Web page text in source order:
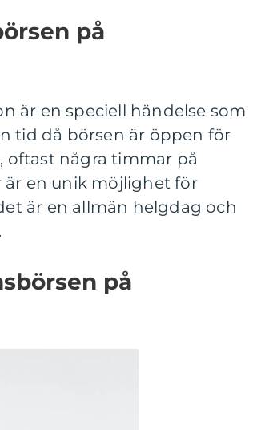
på
är en speciell händelse som
tid då börsen är öppen för
oftast några timmar på
en unik möjlighet för
är en allmän helgdag och
på